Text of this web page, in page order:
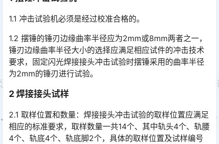
1.1 冲击试验机必须是经过校准合格的。
1.2 摆锤的锤刃边缘曲率半径应为2mm或8mm两者之一，
锤刃边缘曲率半径大小的选择应满足相应试件的冲击技术
要求，固定闪光焊接接头冲击试验时摆锤采用的曲率半径
为2mm的锤刃进行试验。󠅅󠅃󠄵󠅂󠄪󠇖󠆨󠆨󠇕󠆞󠆒󠅬󠇘󠆭󠆘󠇙󠆝󠅵󠇗󠆭󠆁󠄐󠇗󠅹󠅸󠇖󠆍󠅳󠇖󠅹󠅰󠇖󠆌󠅹
2 焊接接头试样
2.1 取样位置和数量：焊接接头冲击试验的取样位置应满足
相应的标准要求，取样数量一共14个、其中轨头4个、轨腰
4个、轨底4个、轨底脚2个，具体的取样位置及试样编号